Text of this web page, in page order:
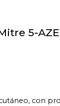
5-
con